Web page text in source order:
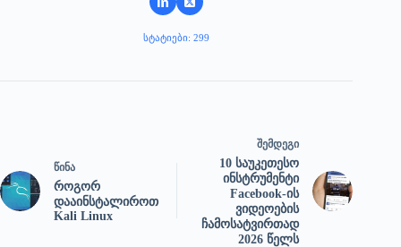
ᲡᲢᲐᲢᲘᲔᲑᲘ: 299
ᲬᲘᲜᲐ
როგორ
დააინსტალიროთ
Kali Linux
ᲨᲔᲛᲓᲔᲒᲘ
10 საუკეთესო
ინსტრუმენტი
Facebook-ის
ვიდეოების
ჩამოსატვირთად
2026 წელს